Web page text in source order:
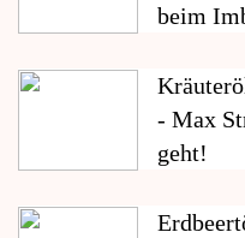
beim
- Max
geht!